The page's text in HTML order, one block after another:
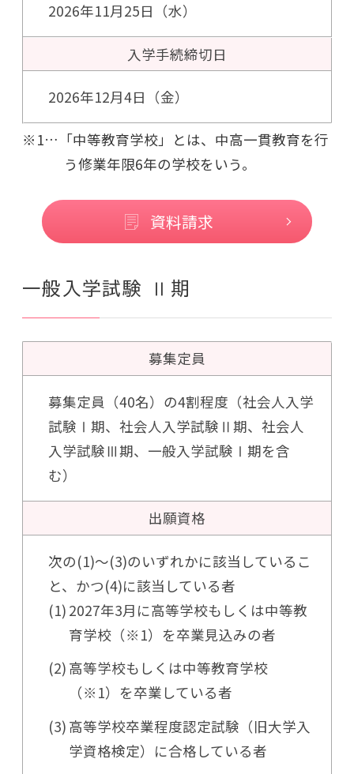
2026年11月25日（水）
入学手続締切日
2026年12月4日（金）
※1…「中等教育学校」とは、中高一貫教育を行
う修業年限6年の学校をいう。
資料請求
一般入学試験 Ⅱ期
募集定員
募集定員（40名）の4割程度（社会人入学
試験Ⅰ期、社会人入学試験Ⅱ期、社会人
入学試験Ⅲ期、一般入学試験Ⅰ期を含
む）
出願資格
次の(1)〜(3)のいずれかに該当しているこ
と、かつ(4)に該当している者
2027年3月に高等学校もしくは中等教
育学校（※1）を卒業見込みの者
高等学校もしくは中等教育学校
（※1）を卒業している者
高等学校卒業程度認定試験（旧大学入
学資格検定）に合格している者